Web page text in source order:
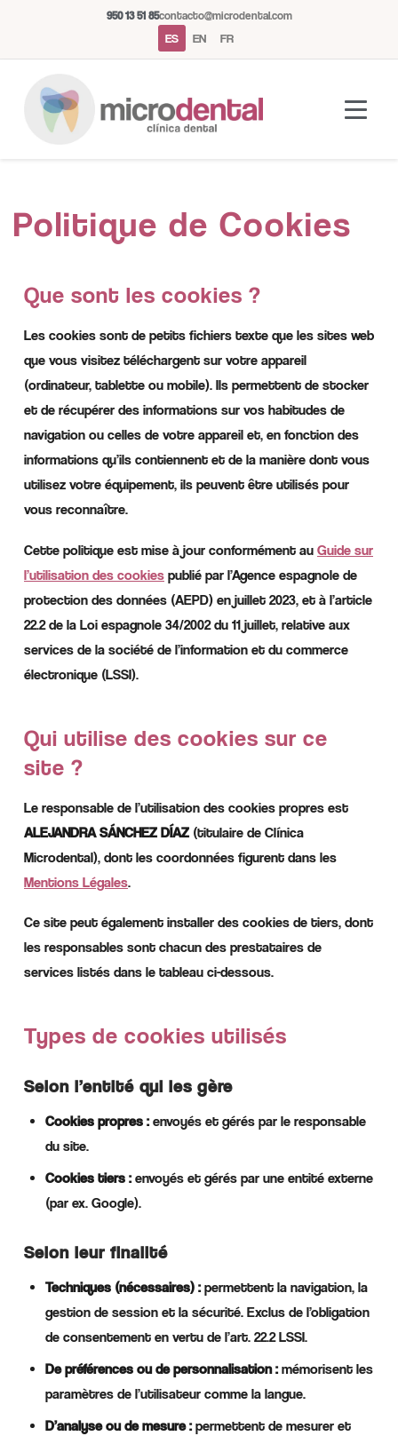
950 13 51 85contacto@microdental.com
ES EN FR
Politique de Cookies
Que sont les cookies ?
Les cookies sont de petits fichiers texte que les sites web
que vous visitez téléchargent sur votre appareil
(ordinateur, tablette ou mobile). Ils permettent de stocker
et de récupérer des informations sur vos habitudes de
navigation ou celles de votre appareil et, en fonction des
informations qu’ils contiennent et de la manière dont vous
utilisez votre équipement, ils peuvent être utilisés pour
vous reconnaître.
Cette politique est mise à jour conformément au Guide sur
l’utilisation des cookies publié par l’Agence espagnole de
protection des données (AEPD) en juillet 2023, et à l’article
22.2 de la Loi espagnole 34/2002 du 11 juillet, relative aux
services de la société de l’information et du commerce
électronique (LSSI).
Qui utilise des cookies sur ce
site ?
Le responsable de l’utilisation des cookies propres est
ALEJANDRA SÁNCHEZ DÍAZ (titulaire de Clínica
Microdental), dont les coordonnées figurent dans les
Mentions Légales.
Ce site peut également installer des cookies de tiers, dont
les responsables sont chacun des prestataires de
services listés dans le tableau ci-dessous.
Types de cookies utilisés
Selon l’entité qui les gère
Cookies propres : envoyés et gérés par le responsable
du site.
Cookies tiers : envoyés et gérés par une entité externe
(par ex. Google).
Selon leur finalité
Techniques (nécessaires) : permettent la navigation, la
gestion de session et la sécurité. Exclus de l’obligation
de consentement en vertu de l’art. 22.2 LSSI.
De préférences ou de personnalisation : mémorisent les
paramètres de l’utilisateur comme la langue.
D’analyse ou de mesure : permettent de mesurer et
M
Asistente Microdental
Normalmente responde al instante